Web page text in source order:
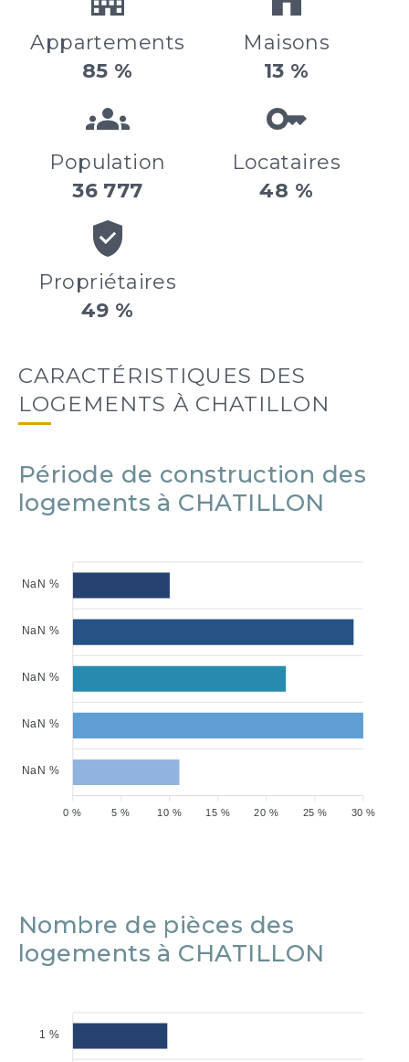
Appartements
85 %
Maisons
13 %
Population
36 777
Locataires
48 %
Propriétaires
49 %
CARACTÉRISTIQUES DES
LOGEMENTS À CHATILLON
Période de construction des
logements à CHATILLON
NaN %
NaN %
NaN %
NaN %
NaN %
30 %
25 %
20 %
15 %
10 %
5 %
0 %
Nombre de pièces des
logements à CHATILLON
1 %